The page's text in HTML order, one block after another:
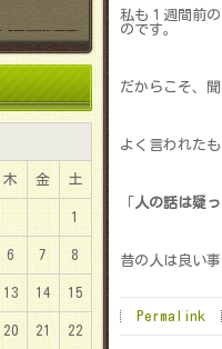
私も１週間前
のです。
だからこそ、
よく言われたも
人の話は疑
昔の人は良い事
Permalink
木 金 土
1
6 7 8
13 14 15
20 21 22